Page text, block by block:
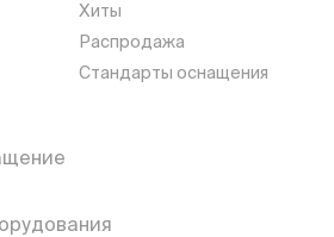
Хиты
Распродажа
Стандарты оснащения